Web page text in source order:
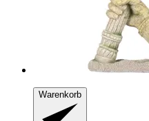
Warenkorb